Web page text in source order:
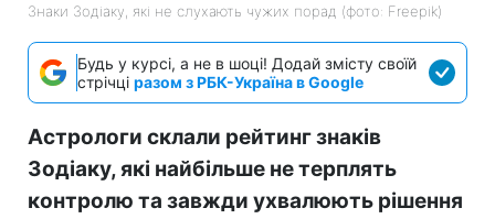
Знаки Зодіаку, які не слухають чужих порад (фото: Freepik)
Будь у курсі, а не в шоці! Додай змісту своїй
стрічці разом з РБК-Україна в Google
Астрологи склали рейтинг знаків
Зодіаку, які найбільше не терплять
контролю та завжди ухвалюють рішення